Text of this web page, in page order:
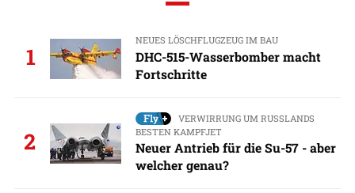
1
NEUES LÖSCHFLUGZEUG IM BAU
DHC-515-Wasserbomber macht
Fortschritte
2
VERWIRRUNG UM RUSSLANDS
BESTEN KAMPFJET
Neuer Antrieb für die Su-57 - aber
welcher genau?